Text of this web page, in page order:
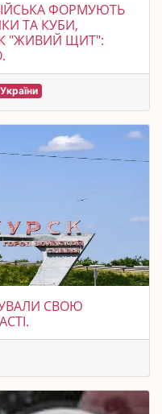
ФОРМУЮТЬ
ТА КУБИ,
"ЖИВИЙ ЩИТ":
СВОЮ